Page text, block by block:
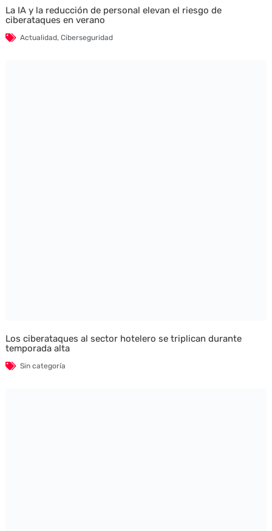
La IA y la reducción de personal elevan el riesgo de
ciberataques en verano
Actualidad, Ciberseguridad
Los ciberataques al sector hotelero se triplican durante
temporada alta
Sin categoría